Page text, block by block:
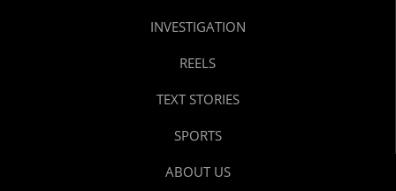
INVESTIGATION
REELS
TEXT STORIES
SPORTS
ABOUT US